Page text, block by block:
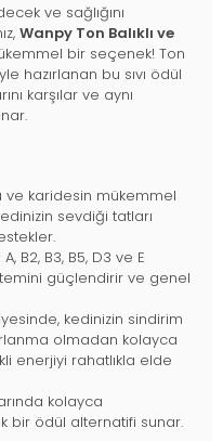
ve sağlığını
Wanpy Ton Balıklı ve
bir seçenek! Ton
hazırlanan bu sıvı ödül
karşılar ve aynı
ve karidesin mükemmel
sevdiği tatları
B2, B3, B5, D3 ve E
güçlendirir ve genel
kedinizin sindirim
olmadan kolayca
enerjiyi rahatlıkla elde
kolayca
bir ödül alternatifi sunar.